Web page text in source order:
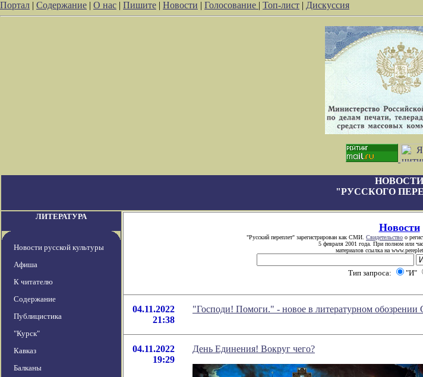
Портал | Содержание | О нас | Пишите | Новости | Голосование | Топ-лист | Дискуссия
НОВОСТИ
"РУССКОГО
ЛИТЕРАТУРА
Новости русской культуры
Афиша
К читателю
Содержание
Публицистика
"Курск"
Кавказ
Балканы
Новости
"Русский переплет" зарегистрирован как СМИ. Свидетельство о
5 февраля 2001 года. При полном или
материалов ссылка на
Тип запроса: "И"
04.11.2022
21:38
"Господи! Помоги." - новое в литературном
04.11.2022
19:29
День Единения! Вокруг чего?